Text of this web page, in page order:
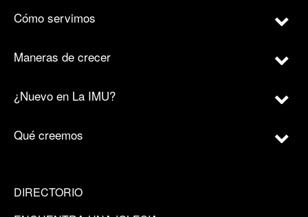
Cómo servimos
Maneras de crecer
¿Nuevo en La IMU?
Qué creemos
DIRECTORIO